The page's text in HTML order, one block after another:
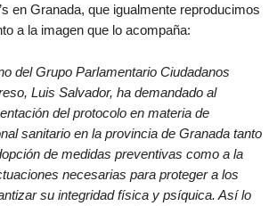
en Granada, que igualmente reproducimos
a la imagen que lo acompaña:
del Grupo Parlamentario Ciudadanos
Luis Salvador, ha demandado al
del protocolo en materia de
sanitario en la provincia de Granada tanto
de medidas preventivas como a la
necesarias para proteger a los
su integridad física y psíquica. Así lo